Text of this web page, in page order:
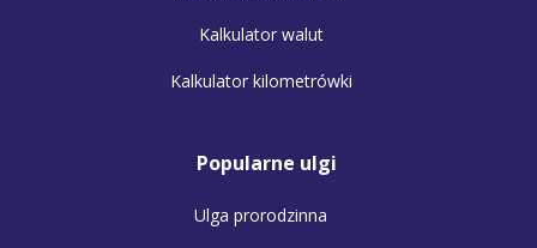
Kalkulator walut
Kalkulator kilometrówki
Popularne ulgi
Ulga prorodzinna